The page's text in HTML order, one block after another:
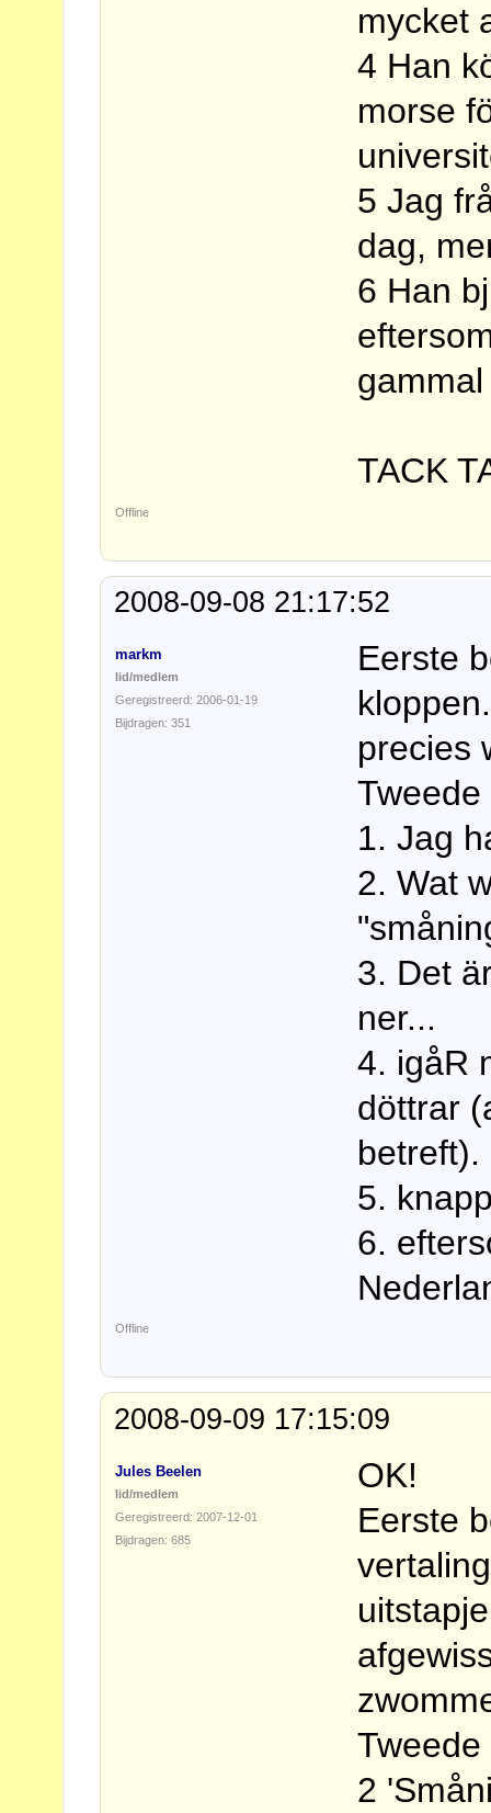
mycket
4 Han
morse
5 Jag
dag,
6 Han
TACK
Offline
2008-09-08 21:17:52
markm
lid/medlem
Geregistreerd: 2006-01-19
Bijdragen: 351
Eerste
precies
1. Jag
2. Wat
3. Det
ner...
4. igåR
döttrar
betreft).
5.
6.
Offline
2008-09-09 17:15:09
Jules Beelen
lid/medlem
Geregistreerd: 2007-12-01
Bijdragen: 685
OK!
Eerste
2